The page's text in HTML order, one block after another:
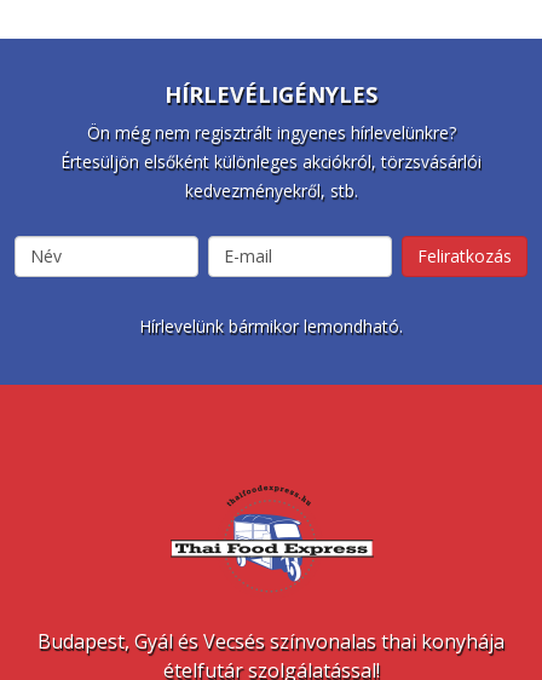
HÍRLEVÉLIGÉNYLES
Ön még nem regisztrált ingyenes hírlevelünkre?
Értesüljön elsőként különleges akciókról, törzsvásárlói
kedvezményekről, stb.
Hírlevelünk bármikor lemondható.
Budapest, Gyál és Vecsés színvonalas thai konyhája
ételfutár szolgálatással!